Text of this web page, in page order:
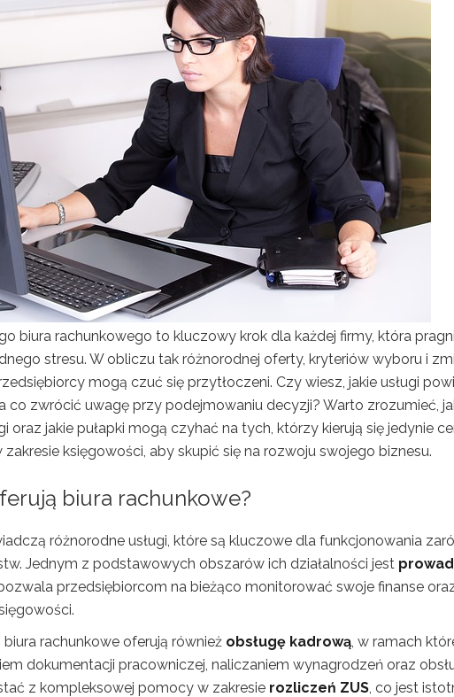
biura rachunkowego to kluczowy krok dla każdej firmy, która
stresu. W obliczu tak różnorodnej oferty, kryteriów wyboru i
mogą czuć się przytłoczeni. Czy wiesz, jakie usługi
co zwrócić uwagę przy podejmowaniu decyzji? Warto zrozumieć,
oraz jakie pułapki mogą czyhać na tych, którzy kierują się jedynie
księgowości, aby skupić się na rozwoju swojego biznesu.
biura rachunkowe?
różnorodne usługi, które są kluczowe dla funkcjonowania
Jednym z podstawowych obszarów ich działalności jest
przedsiębiorcom na bieżąco monitorować swoje finanse
rachunkowe oferują również obsługę kadrową, w ramach
dokumentacji pracowniczej, naliczaniem wynagrodzeń oraz
z kompleksowej pomocy w zakresie rozliczeń ZUS, co jest